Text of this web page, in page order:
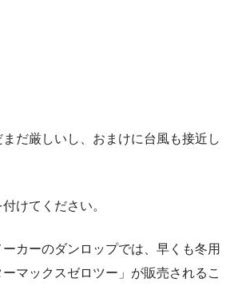
だ厳しいし、おまけに台風も接近し
けてください。
カーのダンロップでは、早くも冬用
マックスゼロツー」が販売されるこ